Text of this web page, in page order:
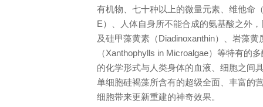
有机物、七十种以上的微量元素、维他命
E）、人体自身所不能合成的氨基酸之外
及硅甲藻黄素（Diadinoxanthin）、岩藻
（Xanthophylls in Microalgae）等特有的
的化学形式与人类身体的血液、细胞之间
单细胞硅褐藻所含有的超级全面、丰富的
细胞带来更新重建的神奇效果。